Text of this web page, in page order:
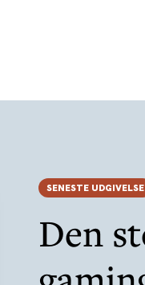
SENESTE UDGIVELSE
Den